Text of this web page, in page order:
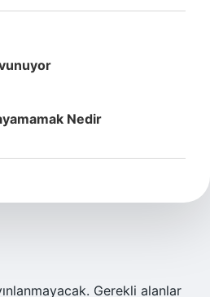
Nedir
Gerekli alanlar